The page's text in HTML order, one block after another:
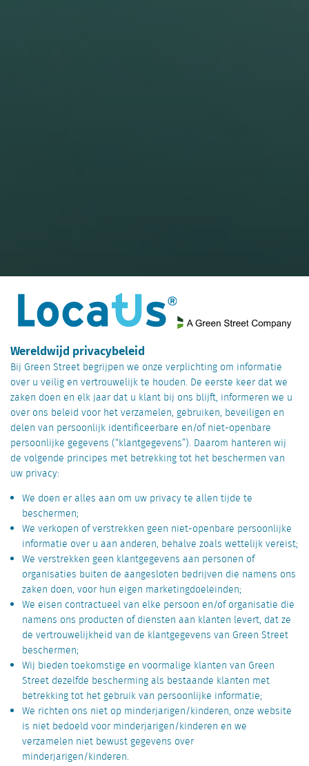
Wereldwijd privacybeleid
Bij Green Street begrijpen we onze verplichting om informatie
over u veilig en vertrouwelijk te houden. De eerste keer dat we
zaken doen en elk jaar dat u klant bij ons blijft, informeren we u
over ons beleid voor het verzamelen, gebruiken, beveiligen en
delen van persoonlijk identificeerbare en/of niet-openbare
persoonlijke gegevens (“klantgegevens”). Daarom hanteren wij
de volgende principes met betrekking tot het beschermen van
uw privacy:
We doen er alles aan om uw privacy te allen tijde te
beschermen;
We verkopen of verstrekken geen niet-openbare persoonlijke
informatie over u aan anderen, behalve zoals wettelijk vereist;
We verstrekken geen klantgegevens aan personen of
organisaties buiten de aangesloten bedrijven die namens ons
zaken doen, voor hun eigen marketingdoeleinden;
We eisen contractueel van elke persoon en/of organisatie die
namens ons producten of diensten aan klanten levert, dat ze
de vertrouwelijkheid van de klantgegevens van Green Street
beschermen;
Wij bieden toekomstige en voormalige klanten van Green
Street dezelfde bescherming als bestaande klanten met
betrekking tot het gebruik van persoonlijke informatie;
We richten ons niet op minderjarigen/kinderen, onze website
is niet bedoeld voor minderjarigen/kinderen en we
verzamelen niet bewust gegevens over
minderjarigen/kinderen.